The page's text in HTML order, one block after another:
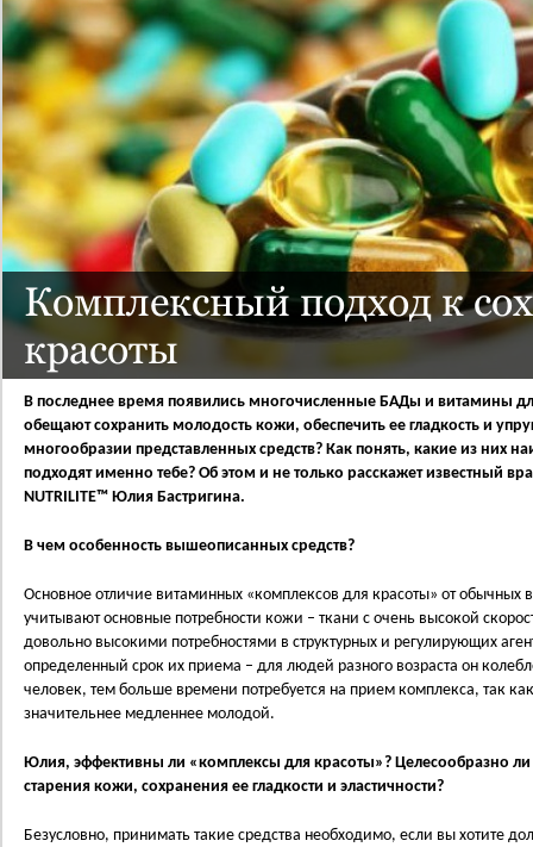
Комплексный подход к
красоты
В последнее время появились многочисленные БАДы и витамины
обещают сохранить молодость кожи, обеспечить ее гладкость и
многообразии представленных средств? Как понять, какие из них
подходят именно тебе? Об этом и не только расскажет известный
NUTRILITE™ Юлия Бастригина.
В чем особенность вышеописанных средств?
Основное отличие витаминных «комплексов для красоты» от обычных
учитывают основные потребности кожи – ткани с очень высокой
довольно высокими потребностями в структурных и регулирующих
определенный срок их приема – для людей разного возраста он
человек, тем больше времени потребуется на прием комплекса, так
значительнее медленнее молодой.
Юлия, эффективны ли «комплексы для красоты»? Целесообразно
старения кожи, сохранения ее гладкости и эластичности?
Безусловно, принимать такие средства необходимо, если вы хотите